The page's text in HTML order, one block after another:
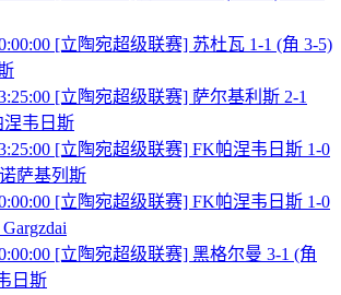
[立陶宛超级联赛] 苏杜瓦 1-1 (角 3-5)
[立陶宛超级联赛] 萨尔基利斯 2-1
涅韦日斯
[立陶宛超级联赛] FK帕涅韦日斯 1-0
萨基列斯
[立陶宛超级联赛] FK帕涅韦日斯 1-0
[立陶宛超级联赛] 黑格尔曼 3-1 (角
日斯